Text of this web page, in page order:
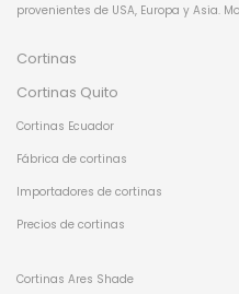
provenientes de USA, Europa y Asia.
Cortinas
Cortinas Quito
Cortinas Ecuador
Fábrica de cortinas
Importadores de cortinas
Precios de cortinas
Cortinas Ares Shade